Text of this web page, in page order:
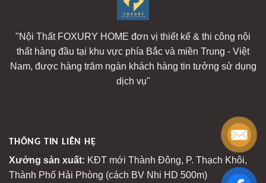
"Nội Thất FOXURY HOME đơn vị thiết kế & thi công nội
thất hàng đầu tại khu vực phía Bắc và miền Trung - Việt
Nam, được hàng trăm ngàn khách hàng tin tưởng sử dụng
dịch vụ"
THÔNG TIN LIÊN HỆ
Xưởng sản xuất: KĐT mới Thành Đông, P. Thạch Khôi,
Thành Phố Hải Phòng (cách BV Nhi HD 500m)